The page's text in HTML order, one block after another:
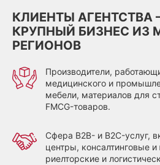
КЛИЕНТЫ АГЕНТСТВА
КРУПНЫЙ БИЗНЕС ИЗ
РЕГИОНОВ
Производители,
медицинского и
мебели, материалов для
FMCG-товаров.
Сфера B2B- и B2C-услуг,
центры, консалтинговые
риелторские и